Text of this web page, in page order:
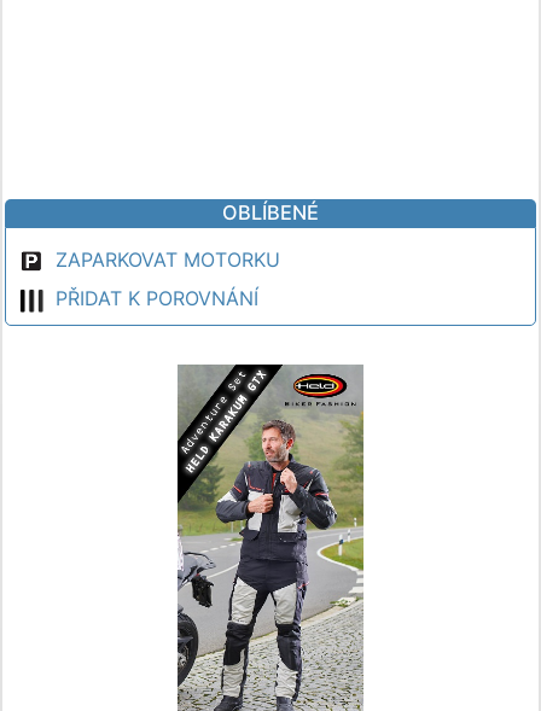
OBLÍBENÉ
ZAPARKOVAT MOTORKU
PŘIDAT K POROVNÁNÍ